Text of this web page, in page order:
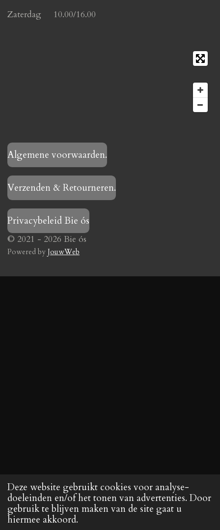
Deze website gebruikt cookies voor analyse-
doeleinden en/of het tonen van advertenties. Door
gebruik te blijven maken van de site gaat u
hiermee akkoord.
Zaterdag 10.00/16.00
Algemene voorwaarden.
Verzenden & Retourneren.
Privacybeleid Bie ós
© 2021 - 2026 Bie ós
Powered by JouwWeb